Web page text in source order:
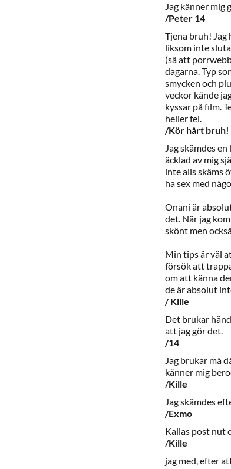
Jag känner mig
/Peter 14
Tjena bruh! Jag
liksom inte
(så att
dagarna. Typ
smycken och
veckor kände
kyssar på film.
heller fel.
/Kör hårt bruh!
Jag skämdes
äcklad av mig
inte alls skäms
ha sex med
Onani är
det. När jag
skönt men
Min tips är väl
försök att
om att känna
de är absolut
/ Kille
Det brukar
att jag gör det.
/14
Jag brukar må
känner mig
/Kille
Jag skämdes
/Exmo
Kallas post nut
/Kille
jag med, efter